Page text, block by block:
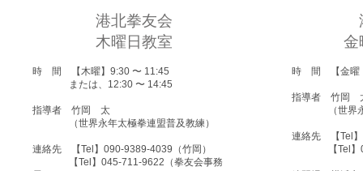
港北拳友会
木曜日教室
時 間 【木曜】9:30 〜 11:45
または、12:30 〜 14:45
指導者 竹岡 太
（世界永年太極拳連盟普及教練）
連絡先 【Tel】090-9389-4039（竹岡）
【Tel】045-711-9622（拳友会事務
金
時 間 【金曜
指導者 竹岡
（世界永年
連絡先 【Tel
【Tel】045-